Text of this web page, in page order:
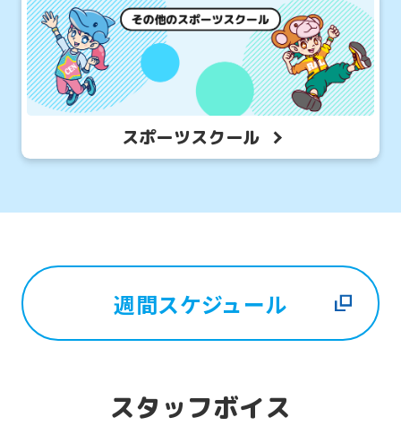
スポーツスクール
週間スケジュール
スタッフボイス